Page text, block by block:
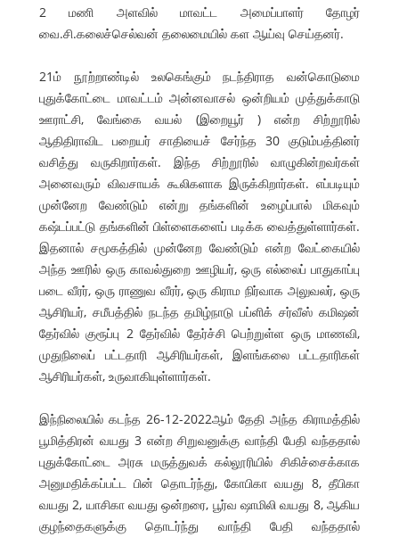
2 மணி அளவில் மாவட்ட அமைப்பாளர் தோழர்
வை.சி.கலைச்செல்வன் தலைமையில் கள ஆய்வு செய்தனர்.
21ம் நூற்றாண்டில் உலகெங்கும் நடந்திராத வன்கொடுமை
புதுக்கோட்டை மாவட்டம் அன்னவாசல் ஒன்றியம் முத்துக்காடு
ஊராட்சி, வேங்கை வயல் (இறையூர் ) என்ற சிற்றூரில்
ஆதிதிராவிட பறையர் சாதியைச் சேர்ந்த 30 குடும்பத்தினர்
வசித்து வருகிறார்கள். இந்த சிற்றூரில் வாழுகின்றவர்கள்
அனைவரும் விவசாயக் கூலிகளாக இருக்கிறார்கள். எப்படியும்
முன்னேற வேண்டும் என்று தங்களின் உழைப்பால் மிகவும்
கஷ்டப்பட்டு தங்களின் பிள்ளைகளைப் படிக்க வைத்துள்ளார்கள்.
இதனால் சமூகத்தில் முன்னேற வேண்டும் என்ற வேட்கையில்
அந்த ஊரில் ஒரு காவல்துறை ஊழியர், ஒரு எல்லைப் பாதுகாப்பு
படை வீரர், ஒரு ராணுவ வீரர், ஒரு கிராம நிர்வாக அலுவலர், ஒரு
ஆசிரியர், சமீபத்தில் நடந்த தமிழ்நாடு பப்ளிக் சர்வீஸ் கமிஷன்
தேர்வில் குரூப்பு 2 தேர்வில் தேர்ச்சி பெற்றுள்ள ஒரு மாணவி,
முதுநிலைப் பட்டதாரி ஆசிரியர்கள், இளங்கலை பட்டதாரிகள்
ஆசிரியர்கள், உருவாகியுள்ளார்கள்.
இந்நிலையில் கடந்த 26-12-2022ஆம் தேதி அந்த கிராமத்தில்
பூமித்திரன் வயது 3 என்ற சிறுவனுக்கு வாந்தி பேதி வந்ததால்
புதுக்கோட்டை அரசு மருத்துவக் கல்லூரியில் சிகிச்சைக்காக
அனுமதிக்கப்பட்ட பின் தொடர்ந்து, கோபிகா வயது 8, தீபிகா
வயது 2, யாசிகா வயது ஒன்றரை, பூர்வ ஷாமிலி வயது 8, ஆகிய
குழந்தைகளுக்கு தொடர்ந்து வாந்தி பேதி வந்ததால்